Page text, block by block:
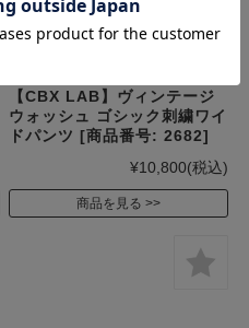
【CBX LAB】ヴィンテージ
ウォッシュ ゴシック刺繍ワイ
ドパンツ [商品番号: 2682]
¥10,800(税込)
商品を見る